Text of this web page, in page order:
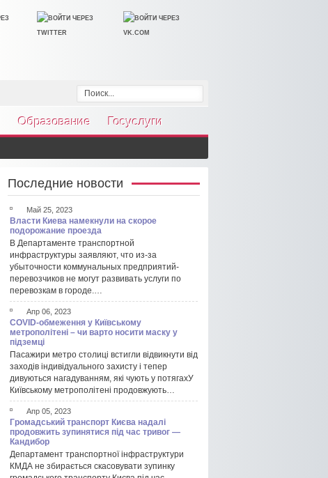
Образование Госуслуги
Последние новости
Май 25, 2023
Власти Киева намекнули на скорое
подорожание проезда
В Департаменте транспортной
инфраструктуры заявляют, что из-за
убыточности коммунальных предприятий-
перевозчиков не могут развивать услуги по
перевозкам в городе.…
Апр 06, 2023
COVID-обмеження у Київському
метрополітені – чи варто носити маску у
підземці
Пасажири метро столиці встигли відвикнути від
заходів індивідуального захисту і тепер
дивуються нагадуванням, які чують у потягахУ
Київському метрополітені продовжують…
Апр 05, 2023
Громадський транспорт Києва надалі
продовжить зупинятися під час тривог —
Кандибор
Департамент транспортної інфраструктури
КМДА не збирається скасовувати зупинку